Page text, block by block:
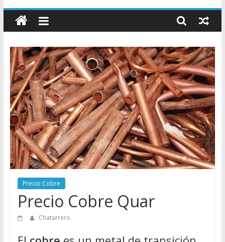
Chatarreros
–
Precio
de
Chatarra
Directorio
de
Chatarreros
para
vender
Chatarra
Precio Cobre
Precio Cobre Quar
Chatarrero